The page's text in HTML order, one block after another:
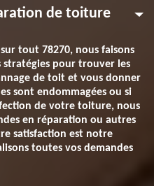
de toiture
tout 78270, nous faisons
stratégies pour trouver les
de toit et vous donner
sont endommagées ou si
de votre toiture, nous
en réparation ou autres
satisfaction est notre
toutes vos demandes